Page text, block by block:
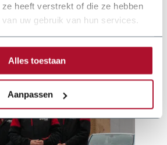
heeft verstrekt of die ze hebben
uw gebruik van hun services.
Alles toestaan
Aanpassen
joerg-en-2022.pdf